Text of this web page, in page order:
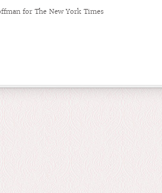
for The New York Times